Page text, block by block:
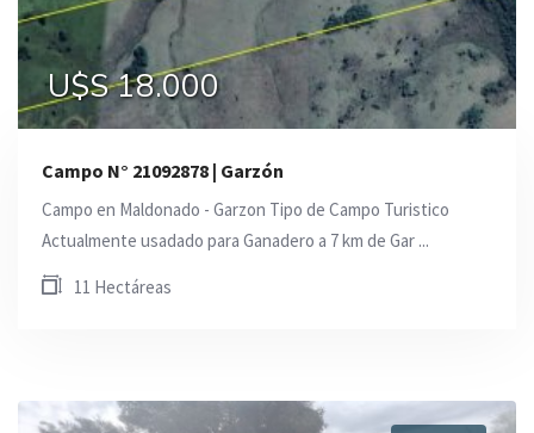
U$S 18.000
Campo N° 21092878 | Garzón
Campo en Maldonado - Garzon Tipo de Campo Turistico
Actualmente usadado para Ganadero a 7 km de Gar ...
11 Hectáreas